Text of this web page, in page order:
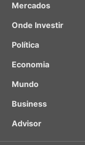
Mercados
Onde Investir
Política
Economia
Mundo
Business
Advisor